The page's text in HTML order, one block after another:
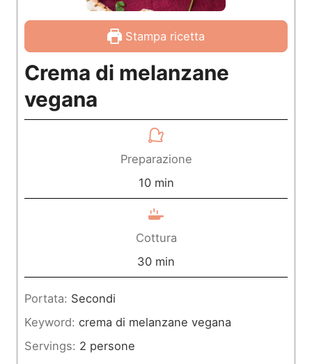
Stampa ricetta
Crema di melanzane
vegana
Preparazione
10m
t
min
Cottura
30m
u
min
Portata: Secondi
Keyword: crema di melanzane vegana
Servings: 2 persone